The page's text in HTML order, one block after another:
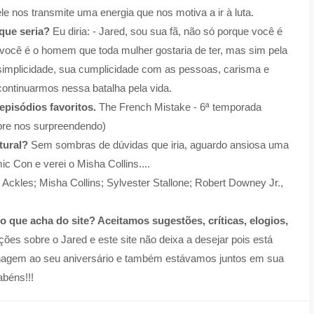
nos transmite uma energia que nos motiva a ir à luta.
seria? Eu diria: - Jared, sou sua fã, não só porque você é
é o homem que toda mulher gostaria de ter, mas sim pela
sua cumplicidade com as pessoas, carisma e
nessa batalha pela vida.
favoritos. The French Mistake - 6ª temporada
nos surpreendendo)
Sem sombras de dúvidas que iria, aguardo ansiosa uma
Con e verei o Misha Collins....
Misha Collins; Sylvester Stallone; Robert Downey Jr.,
que acha do site? Aceitamos sugestões, críticas, elogios,
sobre o Jared e este site não deixa a desejar pois está
ao seu aniversário e também estávamos juntos em sua